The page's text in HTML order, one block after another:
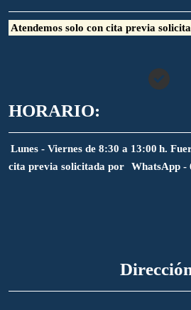
Atendemos solo con cita previa
HORARIO:
Lunes - Viernes de 8:30 a 13:00 h.
cita previa solicitada por
WhatsApp -